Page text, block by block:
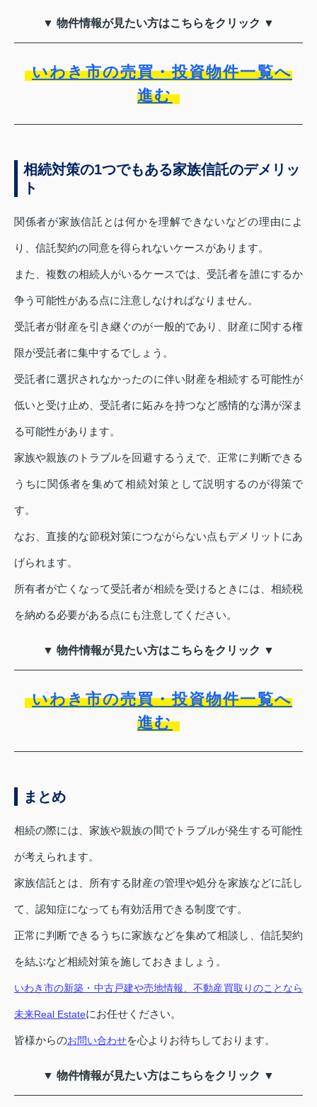
▼ 物件情報が見たい方はこちらをクリック ▼
いわき市の売買・投資物件一覧へ
進む
相続対策の1つでもある家族信託のデメリッ
ト
関係者が家族信託とは何かを理解できないなどの理由によ
り、信託契約の同意を得られないケースがあります。
また、複数の相続人がいるケースでは、受託者を誰にするか
争う可能性がある点に注意しなければなりません。
受託者が財産を引き継ぐのが一般的であり、財産に関する権
限が受託者に集中するでしょう。
受託者に選択されなかったのに伴い財産を相続する可能性が
低いと受け止め、受託者に妬みを持つなど感情的な溝が深ま
る可能性があります。
家族や親族のトラブルを回避するうえで、正常に判断できる
うちに関係者を集めて相続対策として説明するのが得策で
す。
なお、直接的な節税対策につながらない点もデメリットにあ
げられます。
所有者が亡くなって受託者が相続を受けるときには、相続税
を納める必要がある点にも注意してください。
▼ 物件情報が見たい方はこちらをクリック ▼
いわき市の売買・投資物件一覧へ
進む
まとめ
相続の際には、家族や親族の間でトラブルが発生する可能性
が考えられます。
家族信託とは、所有する財産の管理や処分を家族などに託し
て、認知症になっても有効活用できる制度です。
正常に判断できるうちに家族などを集めて相談し、信託契約
を結ぶなど相続対策を施しておきましょう。
いわき市の新築・中古戸建や売地情報、不動産買取りのことなら
未来Real Estateにお任せください。
皆様からのお問い合わせを心よりお待ちしております。
▼ 物件情報が見たい方はこちらをクリック ▼